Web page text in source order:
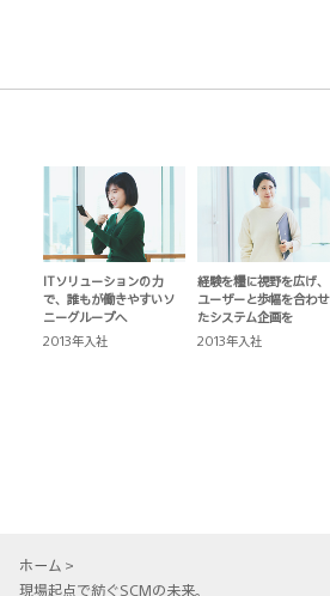
ITソリューションの力
で、誰もが働きやすいソ
ニーグループへ
2013年入社
経験を糧に視野を広げ、
ユーザーと歩幅を合わせ
たシステム企画を
2013年入社
ホーム
現場起点で紡ぐSCMの未来。